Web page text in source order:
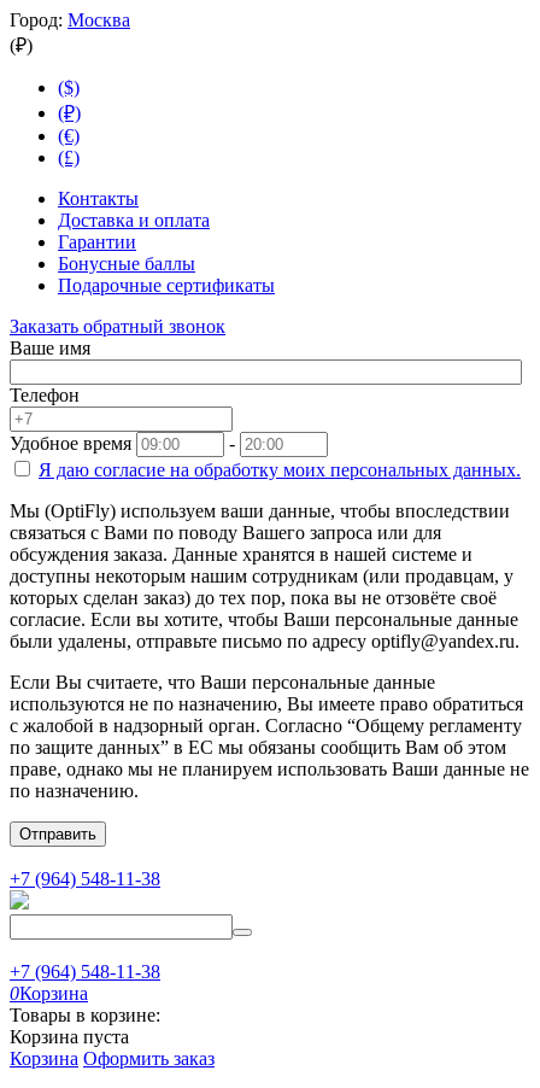
Город: Москва
(₽)
($)
(₽)
(€)
(£)
Контакты
Доставка и оплата
Гарантии
Бонусные баллы
Подарочные сертификаты
Заказать обратный звонок
Ваше имя
Телефон
Удобное время
-
Я даю согласие на обработку моих персональных данных.
Мы (OptiFly) используем ваши данные, чтобы впоследствии
связаться с Вами по поводу Вашего запроса или для
обсуждения заказа. Данные хранятся в нашей системе и
доступны некоторым нашим сотрудникам (или продавцам, у
которых сделан заказ) до тех пор, пока вы не отзовёте своё
согласие. Если вы хотите, чтобы Ваши персональные данные
были удалены, отправьте письмо по адресу optifly@yandex.ru.
Если Вы считаете, что Ваши персональные данные
используются не по назначению, Вы имеете право обратиться
с жалобой в надзорный орган. Согласно “Общему регламенту
по защите данных” в ЕС мы обязаны сообщить Вам об этом
праве, однако мы не планируем использовать Ваши данные не
по назначению.
Отправить
+7 (964) 548-11-38
+7 (964) 548-11-38
0Корзина
Товары в корзине:
Корзина пуста
Корзина Оформить заказ